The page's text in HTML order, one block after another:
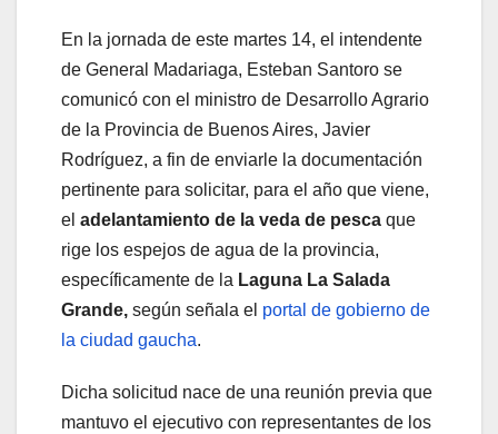
En la jornada de este martes 14, el intendente
de General Madariaga, Esteban Santoro se
comunicó con el ministro de Desarrollo Agrario
de la Provincia de Buenos Aires, Javier
Rodríguez, a fin de enviarle la documentación
pertinente para solicitar, para el año que viene,
el adelantamiento de la veda de pesca que
rige los espejos de agua de la provincia,
específicamente de la Laguna La Salada
Grande, según señala el portal de gobierno de
la ciudad gaucha.
Dicha solicitud nace de una reunión previa que
mantuvo el ejecutivo con representantes de los